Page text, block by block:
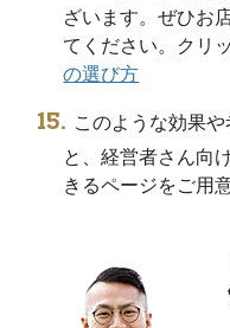
ざいます。ぜひお
てください。クリ
の選び方
このような効果
と、経営者さん向
きるページをご用